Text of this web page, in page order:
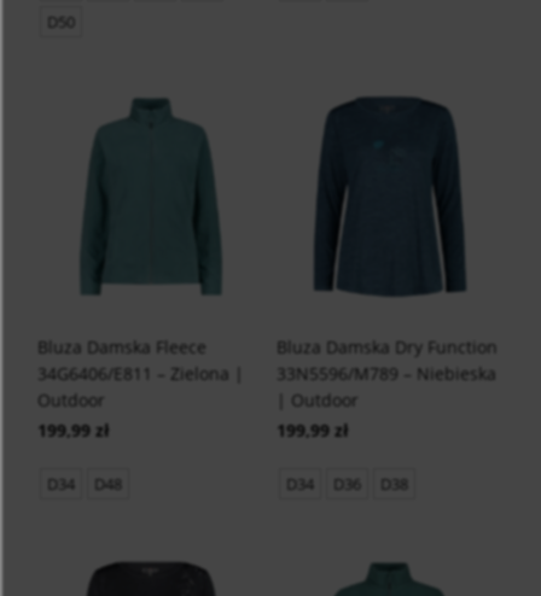
D50
Bluza Damska Fleece
34G6406/E811 – Zielona |
Outdoor
199,99 zł
D34 D48
Bluza Damska Dry Function
33N5596/M789 – Niebieska
| Outdoor
199,99 zł
D34 D36 D38